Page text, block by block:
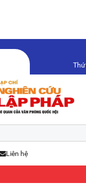
Liên hệ